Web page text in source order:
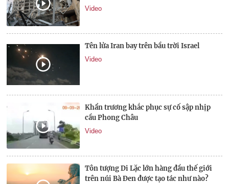
Video
Tên lửa Iran bay trên bầu trời Israel
Video
Khẩn trương khắc phục sự cố sập nhịp
cầu Phong Châu
Video
Tôn tượng Di Lặc lớn hàng đầu thế giới
trên núi Bà Đen được tạo tác như nào?